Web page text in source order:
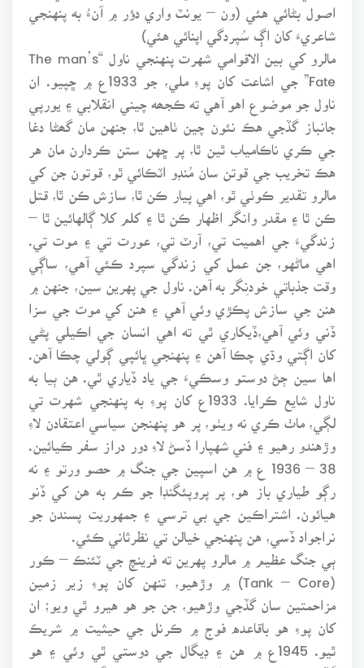
اصول بڻائي هئي (ون – يونٽ واري دؤر ۾ آنءُ به پنهنجي
شاعريءَ کان اڳ سُپردگي اپنائي هئي)
مالرو کي بين الاقوامي شهرت پنهنجي ناول “The man’s
Fate” جي اشاعت کان پوءِ ملي، جو 1933ع ۾ ڇپيو. ان
ناول جو موضوع اهو آهي ته ڪجھه چيني انقلابي ۽ يورپي
جانباز گڏجي هڪ نئون چين ٺاهين ٿا، جنهن مان گھڻا دغا
جي ڪري ناڪامياب ٿين ٿا، پر ڇهن ستن ڪردارن مان هر
هڪ تخريب جي قوتن سان مُنڊو اٽڪائي ٿو، قوتون جن کي
مالرو تقدير ڪوٺي ٿو، اهي پيار ڪن ٿا، سازش ڪن ٿا، قتل
ڪن ٿا ۽ مقدر وانگر اظهار ڪن ٿا ۽ کلم کلا ڳالهائين ٿا –
زندگيءَ جي اهميت تي، آرٽ تي، عورت تي ۽ موت تي.
اهي ماڻهو، جن عمل کي زندگي سپرد ڪئي آهي، ساڳي
وقت جذباتي خودنِگر به آهن. ناول جي پهرين سين، جنهن ۾
هنن جي سازش پڪڙي وئي آهي ۽ هنن کي موت جي سزا
ڏني وئي آهي،ڏيکاري ٿي ته اهي انسان جي اڪيلي پڻي
کان اڳتي وڌي چڪا آهن ۽ پنهنجي ڀائپي ڳولي چڪا آهن.
اها سين ڄڻ دوستو وسڪيءَ جي ياد ڏياري ٿي. هن ٻيا به
ناول شايع ڪرايا. 1933ع کان پوءِ به پنهنجي شهرت تي
لڳي، ماٺ ڪري نه ويٺو، پر هو پنهنجن سياسي اعتقادن لاءِ
وڙهندو رهيو ۽ فني شهپارا ڏسڻ لاءِ دور دراز سفر ڪيائين.
38 – 1936 ع ۾ هن اسپين جي جنگ ۾ حصو ورتو ۽ نه
رڳو طياري باز هو، پر پروپئگنڊا جو ڪم به هن کي ڏنو
هيائون. اشتراڪين جي بي ترسي ۽ جمهوريت پسندن جو
نراجواد ڏسي، هن پنهنجي خيالن تي نظرثاني ڪئي.
ٻي جنگ عظيم ۾ مالرو پهرين ته فرينچ جي ٽئنڪ – ڪور
(Tank – Core) ۾ وڙهيو، تنهن کان پوءِ زير زمين
مزاحمتين سان گڏجي وڙهيو، جن جو هو هيرو ٿي ويو؛ ان
کان پوءِ هو باقاعده فوج ۾ ڪرنل جي حيثيت ۾ شريڪ
ٿيو. 1945ع ۾ هن ۽ ڊيگال جي دوستي ٿي وئي ۽ هو